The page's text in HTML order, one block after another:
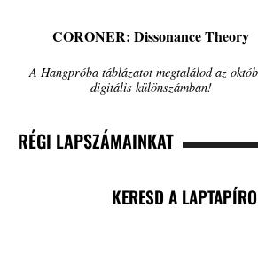
CORONER: Dissonance Theory
A Hangpróba táblázatot megtalálod az
digitális különszámban!
RÉGI LAPSZÁMAINKAT
KERESD A